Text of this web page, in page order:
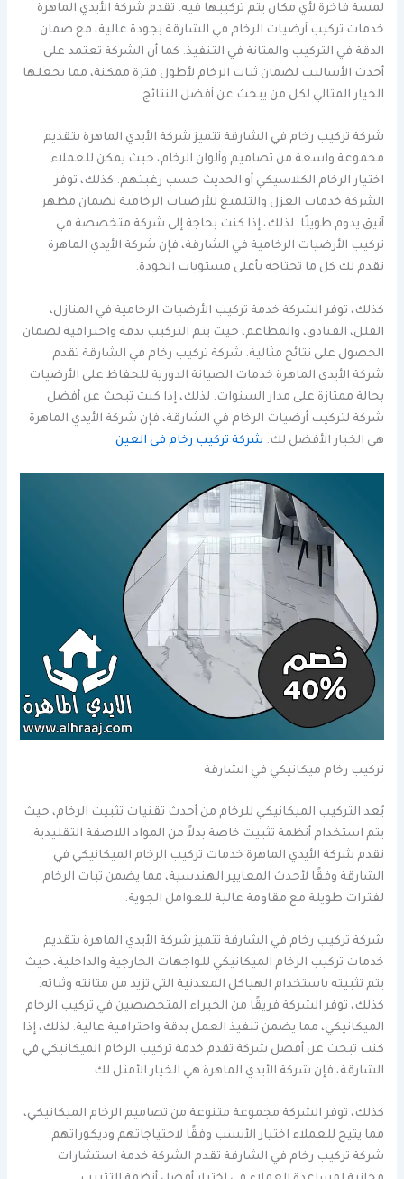
لمسة فاخرة لأي مكان يتم تركيبها فيه. تقدم شركة الأيدي الماهرة
خدمات تركيب أرضيات الرخام في الشارقة بجودة عالية، مع ضمان
الدقة في التركيب والمتانة في التنفيذ. كما أن الشركة تعتمد على
أحدث الأساليب لضمان ثبات الرخام لأطول فترة ممكنة، مما يجعلها
الخيار المثالي لكل من يبحث عن أفضل النتائج.
شركة تركيب رخام في الشارقة تتميز شركة الأيدي الماهرة بتقديم
مجموعة واسعة من تصاميم وألوان الرخام، حيث يمكن للعملاء
اختيار الرخام الكلاسيكي أو الحديث حسب رغبتهم. كذلك، توفر
الشركة خدمات العزل والتلميع للأرضيات الرخامية لضمان مظهر
أنيق يدوم طويلًا. لذلك، إذا كنت بحاجة إلى شركة متخصصة في
تركيب الأرضيات الرخامية في الشارقة، فإن شركة الأيدي الماهرة
تقدم لك كل ما تحتاجه بأعلى مستويات الجودة.
كذلك، توفر الشركة خدمة تركيب الأرضيات الرخامية في المنازل،
الفلل، الفنادق، والمطاعم، حيث يتم التركيب بدقة واحترافية لضمان
الحصول على نتائج مثالية. شركة تركيب رخام في الشارقة تقدم
شركة الأيدي الماهرة خدمات الصيانة الدورية للحفاظ على الأرضيات
بحالة ممتازة على مدار السنوات. لذلك، إذا كنت تبحث عن أفضل
شركة لتركيب أرضيات الرخام في الشارقة، فإن شركة الأيدي الماهرة
هي الخيار الأفضل لك. شركة تركيب رخام في العين
تركيب رخام ميكانيكي في الشارقة
يُعد التركيب الميكانيكي للرخام من أحدث تقنيات تثبيت الرخام، حيث
يتم استخدام أنظمة تثبيت خاصة بدلاً من المواد اللاصقة التقليدية.
تقدم شركة الأيدي الماهرة خدمات تركيب الرخام الميكانيكي في
الشارقة وفقًا لأحدث المعايير الهندسية، مما يضمن ثبات الرخام
لفترات طويلة مع مقاومة عالية للعوامل الجوية.
شركة تركيب رخام في الشارقة تتميز شركة الأيدي الماهرة بتقديم
خدمات تركيب الرخام الميكانيكي للواجهات الخارجية والداخلية، حيث
يتم تثبيته باستخدام الهياكل المعدنية التي تزيد من متانته وثباته.
كذلك، توفر الشركة فريقًا من الخبراء المتخصصين في تركيب الرخام
الميكانيكي، مما يضمن تنفيذ العمل بدقة واحترافية عالية. لذلك، إذا
كنت تبحث عن أفضل شركة تقدم خدمة تركيب الرخام الميكانيكي في
الشارقة، فإن شركة الأيدي الماهرة هي الخيار الأمثل لك.
كذلك، توفر الشركة مجموعة متنوعة من تصاميم الرخام الميكانيكي،
مما يتيح للعملاء اختيار الأنسب وفقًا لاحتياجاتهم وديكوراتهم.
شركة تركيب رخام في الشارقة تقدم الشركة خدمة استشارات